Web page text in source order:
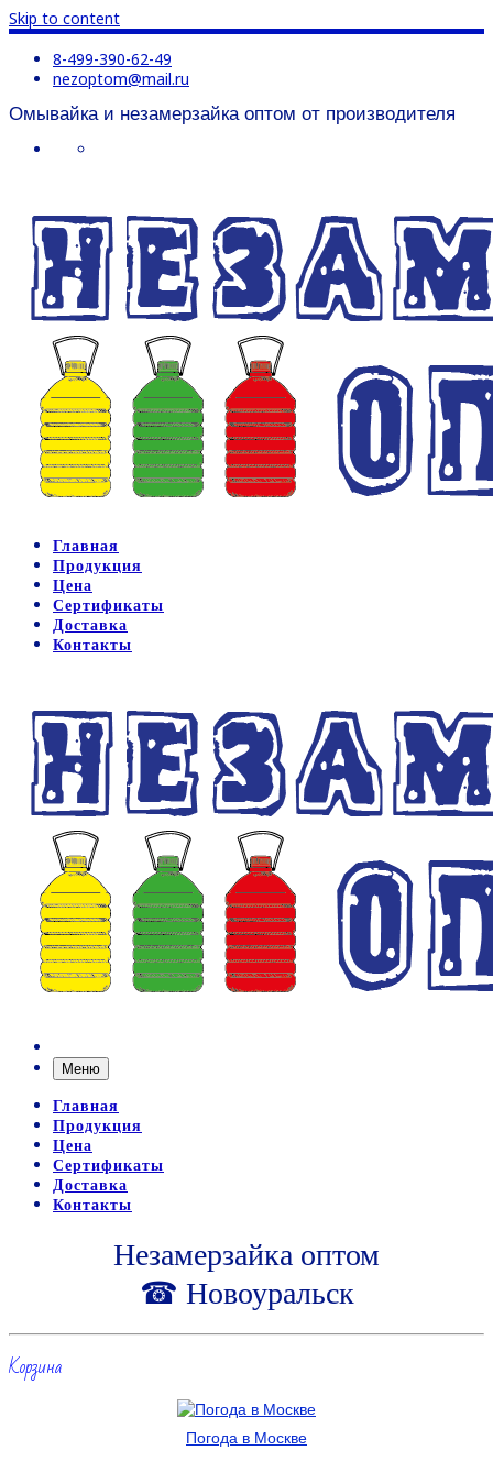
Skip to content
8-499-390-62-49
nezoptom@mail.ru
Омывайка и незамерзайка оптом от производителя
Главная
Продукция
Цена
Сертификаты
Доставка
Контакты
Меню
Главная
Продукция
Цена
Сертификаты
Доставка
Контакты
Незамерзайка оптом
☎ Новоуральск
Корзина
Погода в Москве